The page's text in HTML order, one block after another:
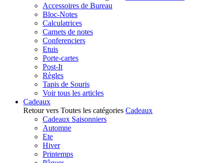
Accessoires de Bureau
Bloc-Notes
Calculatrices
Carnets de notes
Conferenciers
Etuis
Porte-cartes
Post-It
Règles
Tapis de Souris
Voir tous les articles
Cadeaux
Retour vers Toutes les catégories Cadeaux
Cadeaux Saisonniers
Automne
Ete
Hiver
Printemps